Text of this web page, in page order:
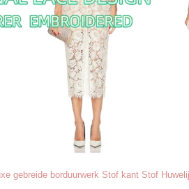
gebreide borduurwerk Stof kant Stof